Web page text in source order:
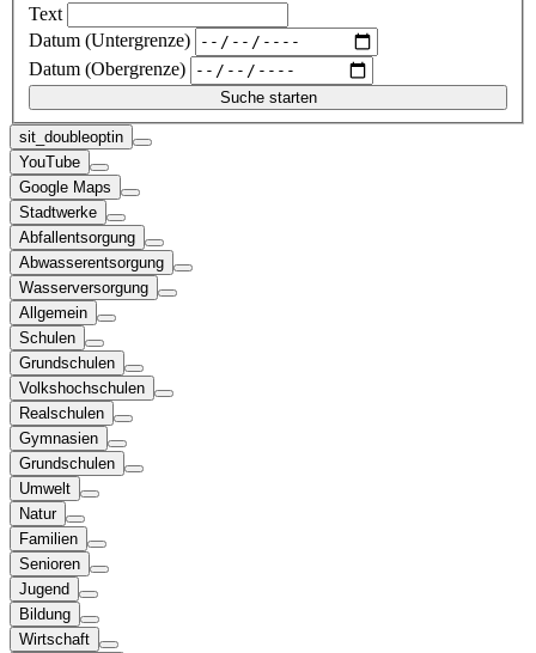
Text
Datum (Untergrenze)
Datum (Obergrenze)
sit_doubleoptin
YouTube
Google Maps
Stadtwerke
Abfallentsorgung
Abwasserentsorgung
Wasserversorgung
Allgemein
Schulen
Grundschulen
Volkshochschulen
Realschulen
Gymnasien
Grundschulen
Umwelt
Natur
Familien
Senioren
Jugend
Bildung
Wirtschaft